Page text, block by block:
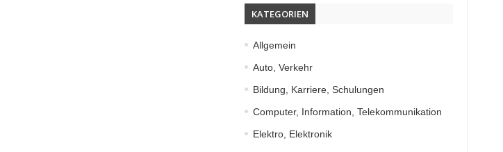
KATEGORIEN
Allgemein
Auto, Verkehr
Bildung, Karriere, Schulungen
Computer, Information, Telekommunikation
Elektro, Elektronik